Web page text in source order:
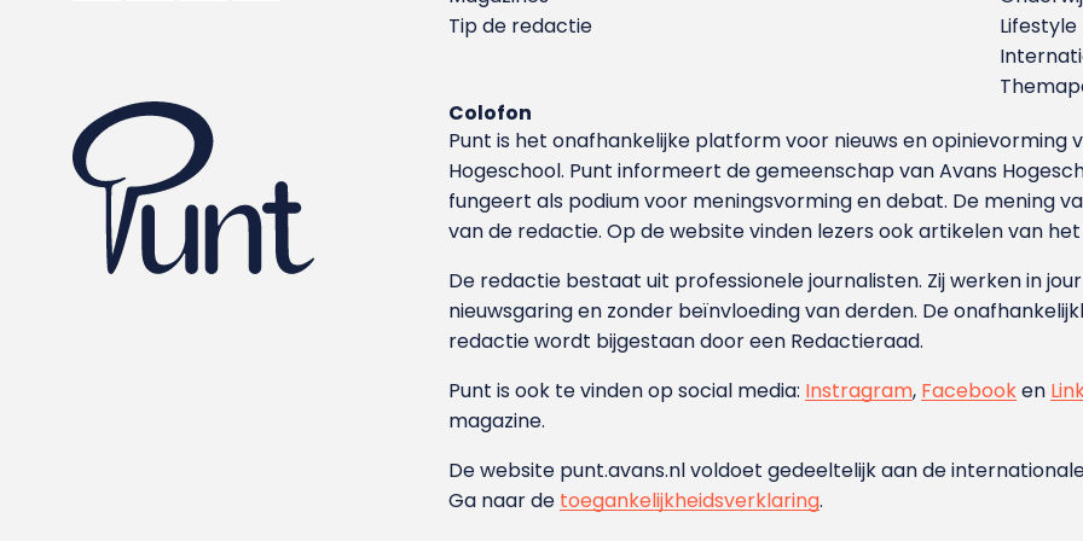
Tip de redactie
Lifestyle
Colofon
Punt is het onafhankelijke platform voor nieuws en
Hoge­school. Punt informeert de gemeenschap van Avans
fungeert als podium voor meningsvorming en debat. De mening
van de redactie. Op de website vinden lezers ook artikelen van
De redactie bestaat uit professionele journalisten. Zij werken in
nieuwsgaring en zonder beïnvloeding van derden. De
redactie wordt bijgestaan door een Redactieraad.
Punt is ook te vinden op social media: Instragram, Facebooken
magazine.
De website punt.avans.nl voldoet gedeeltelijk aan de
Ga naar de toegankelijkheidsverklaring.